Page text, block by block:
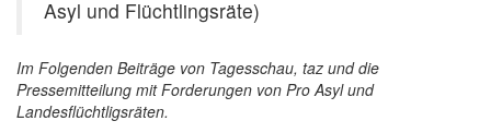
Asyl und Flüchtlingsräte)
Im Folgenden Beiträge von Tagesschau, taz und die
Pressemitteilung mit Forderungen von Pro Asyl und
Landesflüchtligsräten.